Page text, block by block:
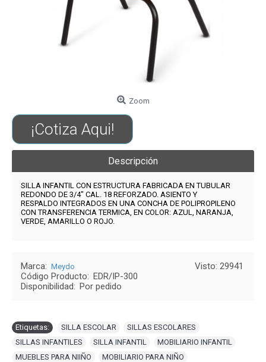
Zoom
¡Cotiza Aqui!
Descripción
SILLA INFANTIL CON ESTRUCTURA FABRICADA EN TUBULAR
REDONDO DE 3/4" CAL. 18 REFORZADO. ASIENTO Y
RESPALDO INTEGRADOS EN UNA CONCHA DE POLIPROPILENO
CON TRANSFERENCIA TERMICA, EN COLOR: AZUL, NARANJA,
VERDE, AMARILLO O ROJO.
Visto: 29941
Marca: Meydo
Código Producto: EDR/IP-300
Disponibilidad: Por pedido
Etiquetas: SILLA ESCOLAR SILLAS ESCOLARES
SILLAS INFANTILES
SILLA INFANTIL MOBILIARIO INFANTIL
MUEBLES PARA NIIÑO
MOBILIARIO PARA NIÑO